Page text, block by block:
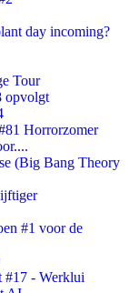
day incoming?
Tour
opvolgt
Horrorzomer
(Big Bang Theory
#1 voor de
#17 - Werklui